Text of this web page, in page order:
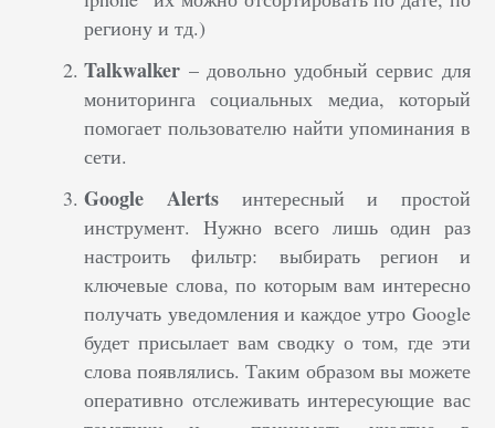
региону и тд.)
Talkwalker – довольно удобный сервис для
мониторинга социальных медиа, который
помогает пользователю найти упоминания в
сети.
Google Alerts
интересный и простой
инструмент. Нужно всего лишь один раз
настроить фильтр: выбирать регион и
ключевые слова, по которым вам интересно
получать уведомления и каждое утро Google
будет присылает вам сводку о том, где эти
слова появлялись. Таким образом вы можете
оперативно отслеживать интересующие вас